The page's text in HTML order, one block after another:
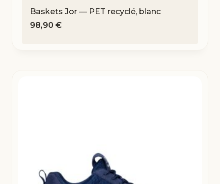
Baskets Jor — PET recyclé, blanc
98,90 €